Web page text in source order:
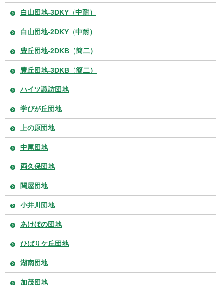
白山団地-3DKY（中耐）
白山団地-2DKY（中耐）
豊丘団地-2DKB（簡二）
豊丘団地-3DKB（簡二）
ハイツ諏訪団地
学びが丘団地
上の原団地
中尾団地
両久保団地
関屋団地
小井川団地
あけぼの団地
ひばりケ丘団地
湖南団地
加茂団地